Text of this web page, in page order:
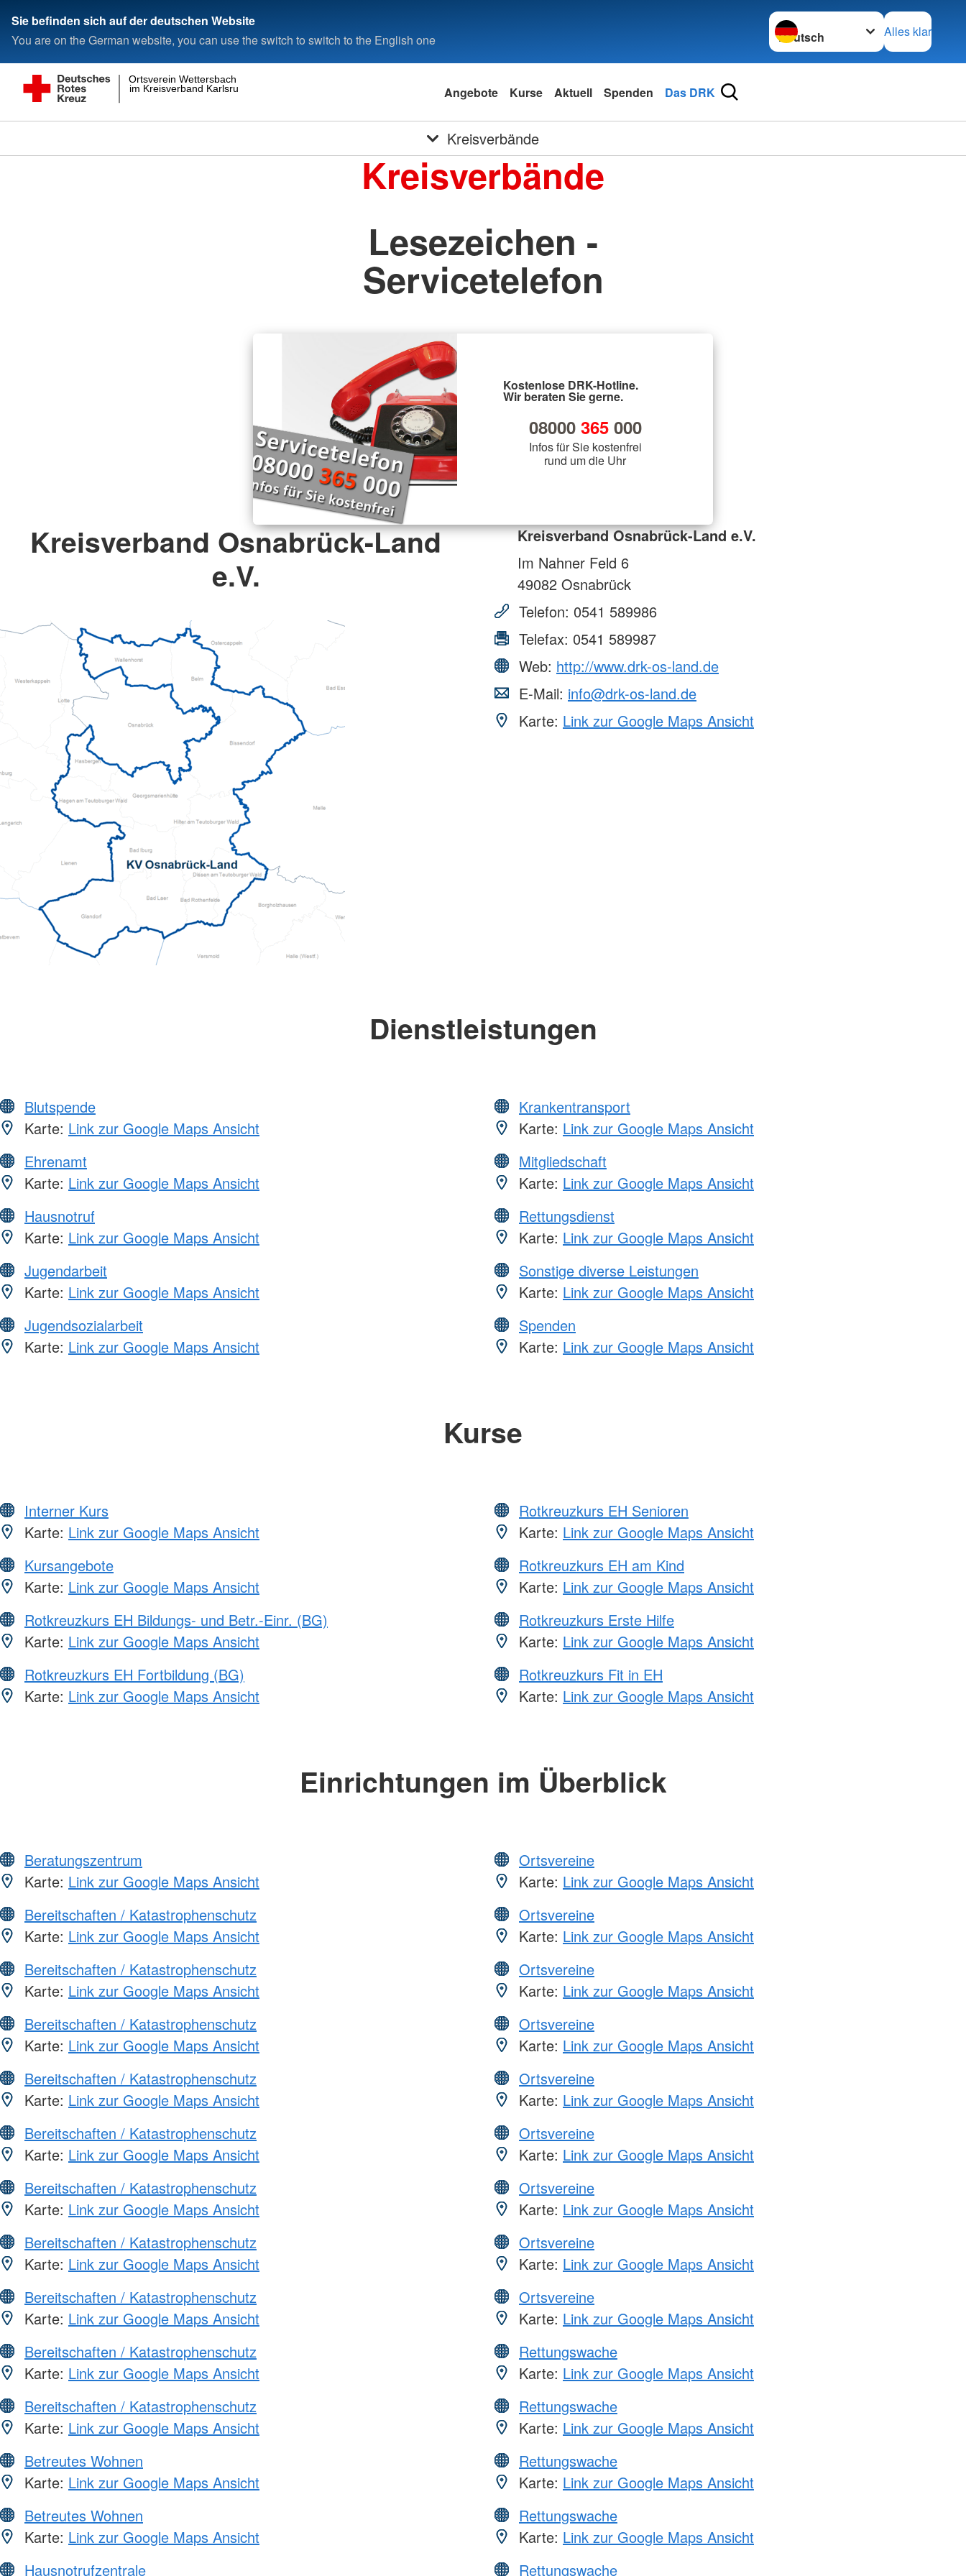
Sie befinden sich auf der deutschen Website
You are on the German website, you can use the switch to switch to the English one
Sprache wechseln zu
Alles klar
im Kreisverband Karlsruhe e.V.
Ortsverein Wettersbach
Angebote Kurse Aktuell Spenden Das DRK
Kreisverbände
Kreisverbände
Lesezeichen -
Servicetelefon
Kostenlose DRK-Hotline.
Wir beraten Sie gerne.
08000 365000
Infos für Sie kostenfrei
rund um die Uhr
Kreisverband Osnabrück-Land
e.V.
Kreisverband Osnabrück-Land e.V.
Im Nahner Feld 6
49082 Osnabrück
Telefon: 0541 589986
Telefax: 0541 589987
Web: http://www.drk-os-land.de
E-Mail: info@drk-os-land.de
Karte: Link zur Google Maps Ansicht
Dienstleistungen
Blutspende
Karte: Link zur Google Maps Ansicht
Ehrenamt
Karte: Link zur Google Maps Ansicht
Hausnotruf
Karte: Link zur Google Maps Ansicht
Jugendarbeit
Karte: Link zur Google Maps Ansicht
Jugendsozialarbeit
Karte: Link zur Google Maps Ansicht
Krankentransport
Karte: Link zur Google Maps Ansicht
Mitgliedschaft
Karte: Link zur Google Maps Ansicht
Rettungsdienst
Karte: Link zur Google Maps Ansicht
Sonstige diverse Leistungen
Karte: Link zur Google Maps Ansicht
Spenden
Karte: Link zur Google Maps Ansicht
Kurse
Interner Kurs
Karte: Link zur Google Maps Ansicht
Kursangebote
Karte: Link zur Google Maps Ansicht
Rotkreuzkurs EH Bildungs- und Betr.-Einr. (BG)
Karte: Link zur Google Maps Ansicht
Rotkreuzkurs EH Fortbildung (BG)
Karte: Link zur Google Maps Ansicht
Rotkreuzkurs EH Senioren
Karte: Link zur Google Maps Ansicht
Rotkreuzkurs EH am Kind
Karte: Link zur Google Maps Ansicht
Rotkreuzkurs Erste Hilfe
Karte: Link zur Google Maps Ansicht
Rotkreuzkurs Fit in EH
Karte: Link zur Google Maps Ansicht
Einrichtungen im Überblick
Beratungszentrum
Karte: Link zur Google Maps Ansicht
Bereitschaften / Katastrophenschutz
Karte: Link zur Google Maps Ansicht
Bereitschaften / Katastrophenschutz
Karte: Link zur Google Maps Ansicht
Bereitschaften / Katastrophenschutz
Karte: Link zur Google Maps Ansicht
Bereitschaften / Katastrophenschutz
Karte: Link zur Google Maps Ansicht
Bereitschaften / Katastrophenschutz
Karte: Link zur Google Maps Ansicht
Bereitschaften / Katastrophenschutz
Karte: Link zur Google Maps Ansicht
Bereitschaften / Katastrophenschutz
Karte: Link zur Google Maps Ansicht
Bereitschaften / Katastrophenschutz
Karte: Link zur Google Maps Ansicht
Bereitschaften / Katastrophenschutz
Karte: Link zur Google Maps Ansicht
Bereitschaften / Katastrophenschutz
Karte: Link zur Google Maps Ansicht
Betreutes Wohnen
Karte: Link zur Google Maps Ansicht
Betreutes Wohnen
Karte: Link zur Google Maps Ansicht
Hausnotrufzentrale
Ortsvereine
Karte: Link zur Google Maps Ansicht
Ortsvereine
Karte: Link zur Google Maps Ansicht
Ortsvereine
Karte: Link zur Google Maps Ansicht
Ortsvereine
Karte: Link zur Google Maps Ansicht
Ortsvereine
Karte: Link zur Google Maps Ansicht
Ortsvereine
Karte: Link zur Google Maps Ansicht
Ortsvereine
Karte: Link zur Google Maps Ansicht
Ortsvereine
Karte: Link zur Google Maps Ansicht
Ortsvereine
Karte: Link zur Google Maps Ansicht
Rettungswache
Karte: Link zur Google Maps Ansicht
Rettungswache
Karte: Link zur Google Maps Ansicht
Rettungswache
Karte: Link zur Google Maps Ansicht
Rettungswache
Karte: Link zur Google Maps Ansicht
Rettungswache